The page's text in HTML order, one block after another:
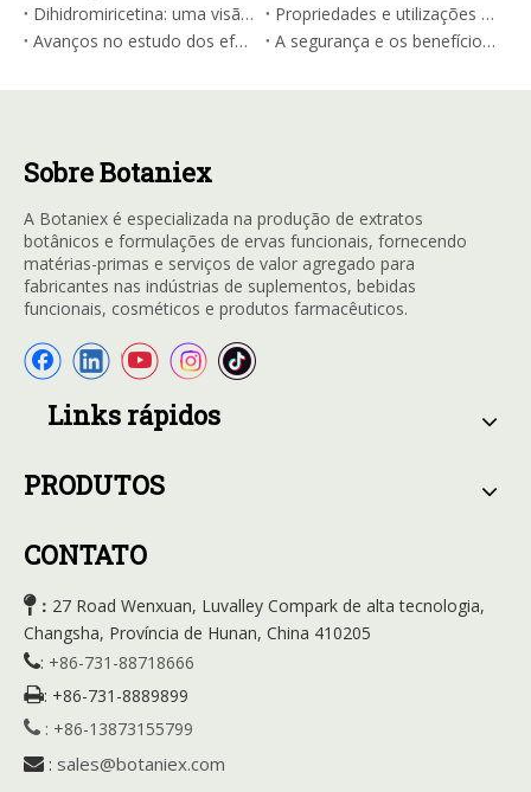
Dihidromiricetina: uma visão geral
Propriedades e utilizações do extrato de Cordyceps
Avanços no estudo dos efeitos farmacológicos da Cordycepin
A segurança e os benefícios do chá de videira: Um guia fiável da Academia Chinesa de Ciências Agrícolas
Sobre Botaniex
A Botaniex é especializada na produção de extratos
botânicos e formulações de ervas funcionais, fornecendo
matérias-primas e serviços de valor agregado para
fabricantes nas indústrias de suplementos, bebidas
funcionais, cosméticos e produtos farmacêuticos.
Links rápidos
PRODUTOS
CONTATO
： 27 Road Wenxuan, Luvalley Compark de alta tecnologia,
Changsha, Província de Hunan, China 410205
: +86-731-88718666
: +86-731-8889899
 : +86-13873155799
 : sales@botaniex.com